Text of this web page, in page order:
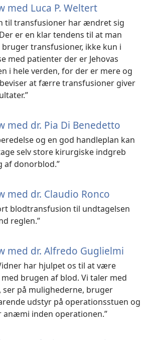
med Luca P. Weltert
til transfusioner har ændret sig
er en klar tendens til at man
transfusioner, ikke kun i
med patienter der er Jehovas
i hele verden, for der er mere og
at færre transfusioner giver
med dr. Pia Di Benedetto
og en god handleplan kan
selv store kirurgiske indgreb
af donorblod.”
med dr. Claudio Ronco
blodtransfusion til undtagelsen
reglen.”
med dr. Alfredo Guglielmi
har hjulpet os til at være
brugen af blod. Vi taler med
ser på mulighederne, bruger
udstyr på operationsstuen og
anæmi inden operationen.”